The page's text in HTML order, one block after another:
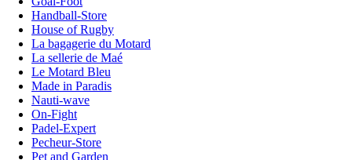
Handball-Store
House of Rugby
La bagagerie du Motard
La sellerie de Maé
Le Motard Bleu
Made in Paradis
Nauti-wave
On-Fight
Padel-Expert
Pecheur-Store
Pet and Garden